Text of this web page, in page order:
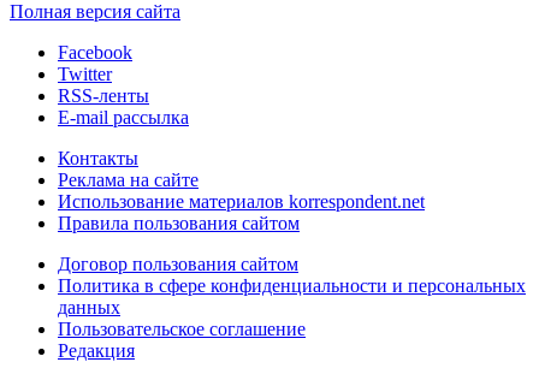
Полная версия сайта
Facebook
Twitter
RSS-ленты
E-mail рассылка
Контакты
Реклама на сайте
Использование материалов korrespondent.net
Правила пользования сайтом
Договор пользования сайтом
Политика в сфере конфиденциальности и персональных
данных
Пользовательское соглашение
Редакция